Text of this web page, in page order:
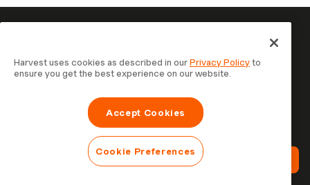
Je tijd is het waard om bij te
houden — begin nu
Sluit je aan bij meer dan 70.000 bedrijven die tijd
registreren, klanten factureren en sneller betaald worden
met Harvest. Gratis te proberen, in 30 seconden
Probeer Harvest Gratis
Harvest uses cookies as described in ourPrivacy Policyto
ensure you get the best experience on our website.
Accept Cookies
Cookie Preferences